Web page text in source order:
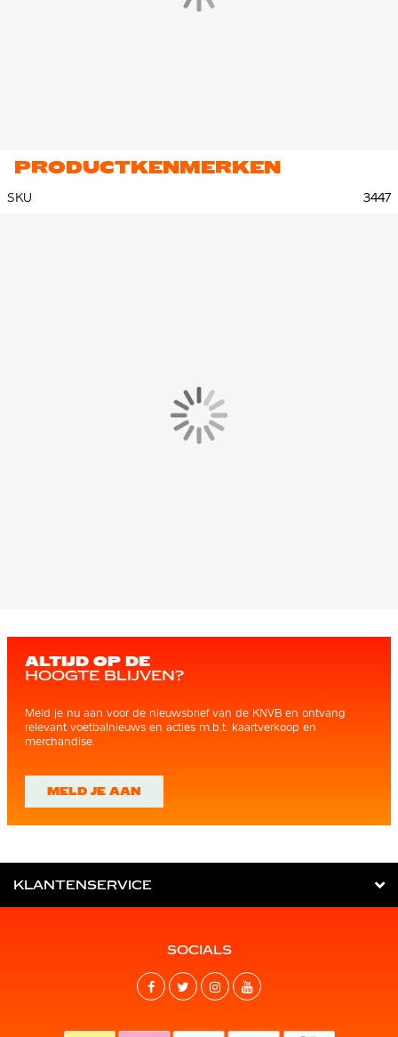
PRODUCTKENMERKEN
SKU 3447
ALTIJD OP DE
HOOGTE BLIJVEN?
Meld je nu aan voor de nieuwsbrief van de KNVB en ontvang
relevant voetbalnieuws en acties m.b.t. kaartverkoop en
merchandise.
MELD JE AAN
KLANTENSERVICE
SOCIALS